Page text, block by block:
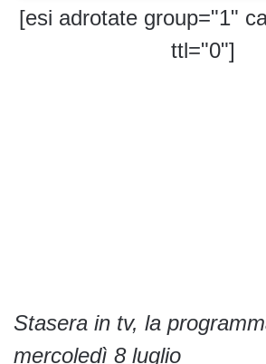
[esi adrotate group="1"
ttl="0"]
Stasera in tv, la
mercoledì 8 luglio